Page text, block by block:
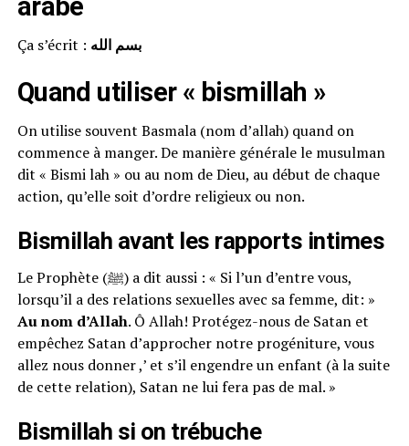
arabe
Ça s’écrit : بسم الله
Quand utiliser « bismillah »
On utilise souvent Basmala (nom d’allah) quand on
commence à manger. De manière générale le musulman
dit « Bismi lah » ou au nom de Dieu, au début de chaque
action, qu’elle soit d’ordre religieux ou non.
Bismillah avant les rapports intimes
Le Prophète (ﷺ) a dit aussi : « Si l’un d’entre vous,
lorsqu’il a des relations sexuelles avec sa femme, dit: »
Au nom d’Allah. Ô Allah! Protégez-nous de Satan et
empêchez Satan d’approcher notre progéniture, vous
allez nous donner ,’ et s’il engendre un enfant (à la suite
de cette relation), Satan ne lui fera pas de mal. »
Bismillah si on trébuche